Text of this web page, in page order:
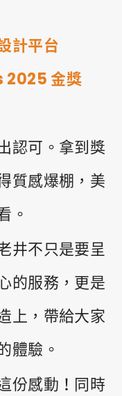
INSTAGRAM
計平台
金獎
認可。拿到獎
質感爆棚，美
。
井不只是要呈
的服務，更是
上，帶給大家
體驗。
份感動！同時